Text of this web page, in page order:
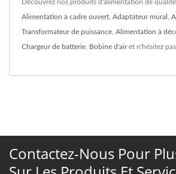
Découvrez nos produits d'alimentation de qualité
Alimentation à cadre ouvert Adaptateur mural
Transformateur de puissance Alimentation à
Chargeur de batterie Bobine d'airet n'hésitez
Contactez-Nous Pour